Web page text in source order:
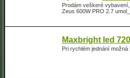
Prodám veškeré
Zeus 600W PRO 2.7
Maxbright led
Pri rychlém jednání možná